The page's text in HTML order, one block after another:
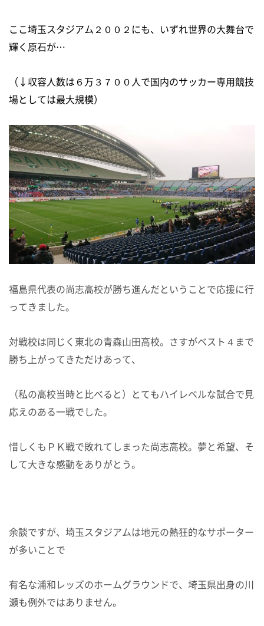
ここ埼玉スタジアム２００２にも、いずれ世界の大舞台で
輝く原石が…
（↓収容人数は６万３７００人で国内のサッカー専用競技
場としては最大規模）
福島県代表の尚志高校が勝ち進んだということで応援に行
ってきました。
対戦校は同じく東北の青森山田高校。さすがベスト４まで
勝ち上がってきただけあって、
（私の高校当時と比べると）とてもハイレベルな試合で見
応えのある一戦でした。
惜しくもＰＫ戦で敗れてしまった尚志高校。夢と希望、そ
して大きな感動をありがとう。
余談ですが、埼玉スタジアムは地元の熱狂的なサポーター
が多いことで
有名な浦和レッズのホームグラウンドで、埼玉県出身の川
瀬も例外ではありません。